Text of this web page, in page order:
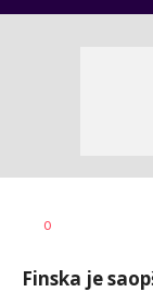
AUTOR
0
Finska je